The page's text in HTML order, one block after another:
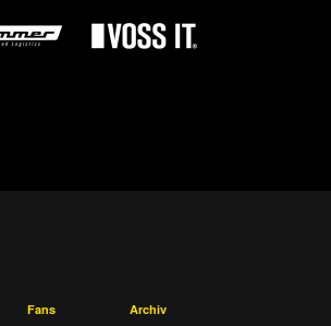
Fans Archiv